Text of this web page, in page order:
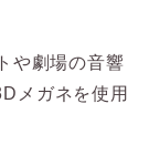
や劇場の音響
メガネを使用